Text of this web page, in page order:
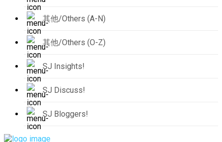
其他/Others (A-N)
其他/Others (O-Z)
SJ Insights!
SJ Discuss!
SJ Bloggers!